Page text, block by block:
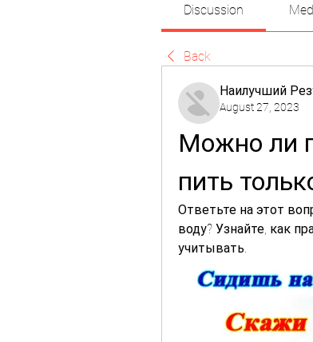
Discussion
Back
Наилучший
August 27, 2023
Можно ли
пить
Ответьте на этот
воду? Узнайте, как
учитывать.